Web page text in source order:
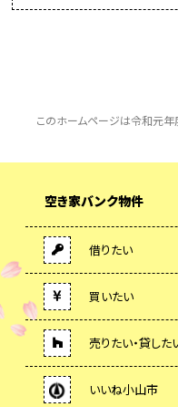
このホームページは令和元
空き家バンク物件
借りたい
買いたい
売りたい・貸した
いいね小山市